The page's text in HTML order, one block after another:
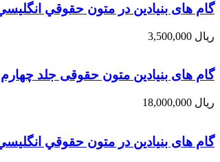
گام های بنیادین در متون حقوقي
ریال
گام های بنیادین متون حقوقی جلد
ریال
گام های بنیادین در متون حقوقي